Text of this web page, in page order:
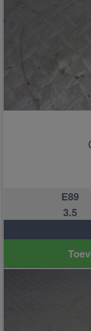
E89
3.5